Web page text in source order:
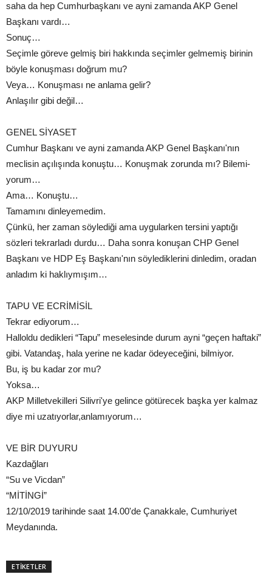
saha da hep Cumhurbaşkanı ve ayni zamanda AKP Genel
Başkanı vardı…
Sonuç…
Seçimle göreve gelmiş biri hakkında seçimler gelmemiş birinin
böyle konuşması doğrum mu?
Veya… Konuşması ne anlama gelir?
Anlaşılır gibi değil…
GENEL SİYASET
Cumhur Başkanı ve ayni zamanda AKP Genel Başkanı'nın
meclisin açılışında konuştu… Konuşmak zorunda mı? Bilemi-
yorum…
Ama… Konuştu…
Tamamını dinleyemedim.
Çünkü, her zaman söylediği ama uygularken tersini yaptığı
sözleri tekrarladı durdu… Daha sonra konuşan CHP Genel
Başkanı ve HDP Eş Başkanı'nın söylediklerini dinledim, oradan
anladım ki haklıymışım…
TAPU VE ECRİMİSİL
Tekrar ediyorum…
Halloldu dedikleri “Tapu” meselesinde durum ayni “geçen haftaki”
gibi. Vatandaş, hala yerine ne kadar ödeyeceğini, bilmiyor.
Bu, iş bu kadar zor mu?
Yoksa…
AKP Milletvekilleri Silivri'ye gelince götürecek başka yer kalmaz
diye mi uzatıyorlar,anlamıyorum…
VE BİR DUYURU
Kazdağları
“Su ve Vicdan”
“MİTİNGİ”
12/10/2019 tarihinde saat 14.00'de Çanakkale, Cumhuriyet
Meydanında.
ETİKETLER